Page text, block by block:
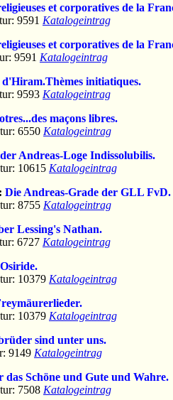
et corporatives de la
9591 Katalogeintrag
et corporatives de la
9591 Katalogeintrag
initiatiques.
9593 Katalogeintrag
maçons libres.
6550 Katalogeintrag
Andreas-Loge Indissolubilis.
10615 Katalogeintrag
Die Andreas-Grade der GLL FvD.
8755 Katalogeintrag
Lessing's Nathan.
6727 Katalogeintrag
Osiride.
10379 Katalogeintrag
10379 Katalogeintrag
sind unter uns.
9149 Katalogeintrag
Schöne und Gute und Wahre.
7508 Katalogeintrag